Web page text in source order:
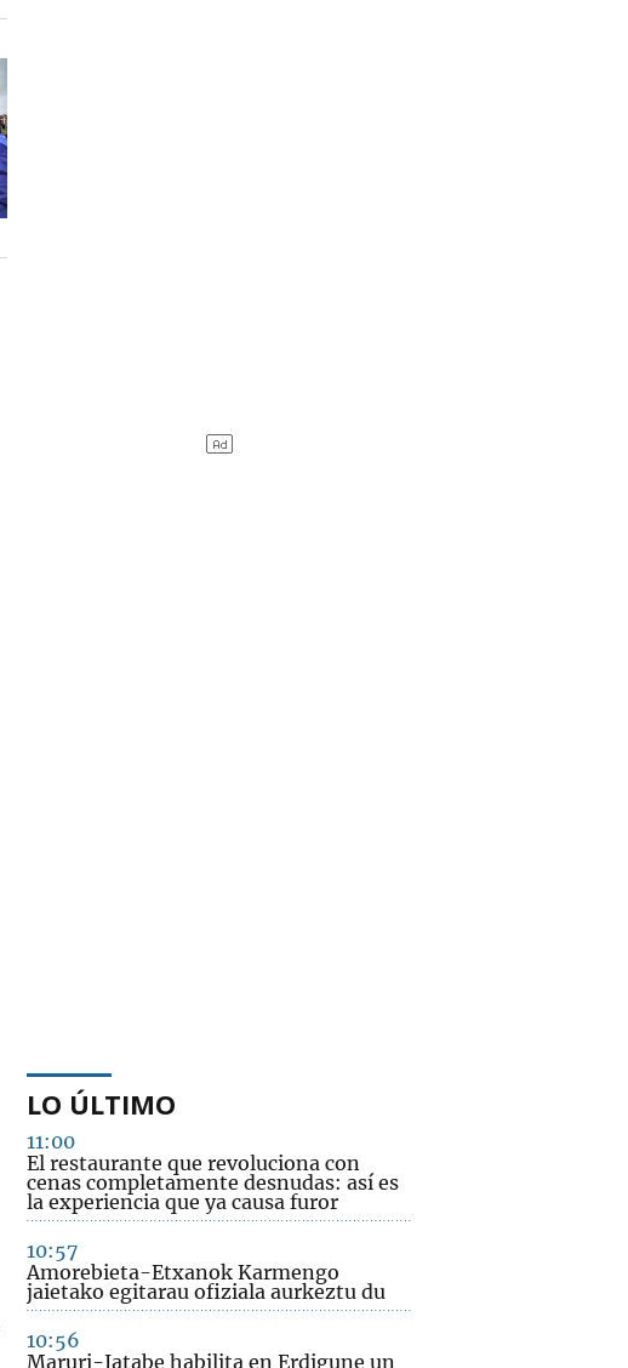
LO ÚLTIMO
11:00
El restaurante que revoluciona con
cenas completamente desnudas: así es
la experiencia que ya causa furor
10:57
Amorebieta-Etxanok Karmengo
jaietako egitarau ofiziala aurkeztu du
10:56
Maruri-Jatabe habilita en Erdigune un